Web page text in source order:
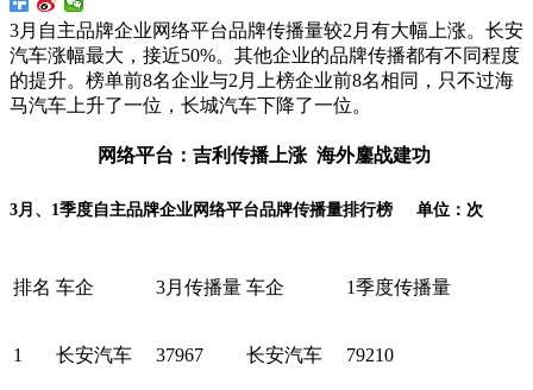
3月自主品牌企业网络平台品牌传播量较2月有大幅上涨。长安
汽车涨幅最大，接近50%。其他企业的品牌传播都有不同程度
的提升。榜单前8名企业与2月上榜企业前8名相同，只不过海
马汽车上升了一位，长城汽车下降了一位。
网络平台：吉利传播上涨 海外鏖战建功
3月、1季度自主品牌企业网络平台品牌传播量排行榜 单位：次
排名 车企 3月传播量 车企 1季度传播量
1 长安汽车 37967 长安汽车 79210